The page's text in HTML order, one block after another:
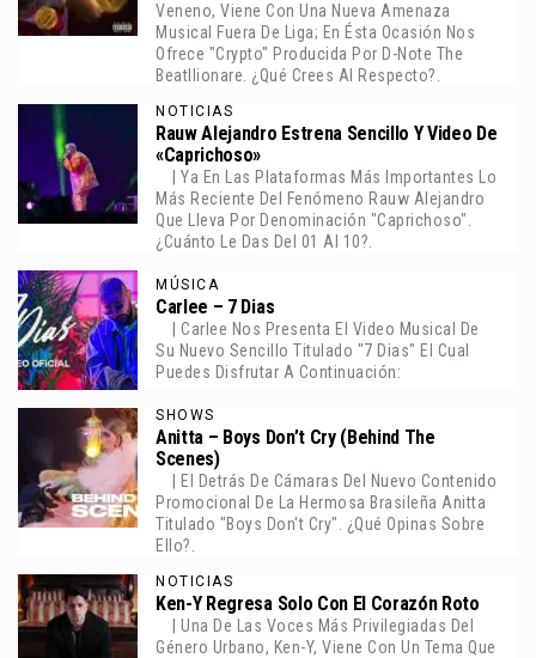
Veneno, Viene Con Una Nueva Amenaza
Musical Fuera De Liga; En Ésta Ocasión Nos
Ofrece "Crypto" Producida Por D-Note The
Beatllionare. ¿Qué Crees Al Respecto?.
NOTICIAS
Rauw Alejandro Estrena Sencillo Y Video De
«Caprichoso»
| Ya En Las Plataformas Más Importantes Lo
Más Reciente Del Fenómeno Rauw Alejandro
Que Lleva Por Denominación "Caprichoso".
¿Cuánto Le Das Del 01 Al 10?.
MÚSICA
Carlee – 7 Dias
| Carlee Nos Presenta El Video Musical De
Su Nuevo Sencillo Titulado "7 Dias" El Cual
Puedes Disfrutar A Continuación:
SHOWS
Anitta – Boys Don’t Cry (Behind The
Scenes)
| El Detrás De Cámaras Del Nuevo Contenido
Promocional De La Hermosa Brasileña Anitta
Titulado "Boys Don't Cry". ¿Qué Opinas Sobre
Ello?.
NOTICIAS
Ken-Y Regresa Solo Con El Corazón Roto
| Una De Las Voces Más Privilegiadas Del
Género Urbano, Ken-Y, Viene Con Un Tema Que